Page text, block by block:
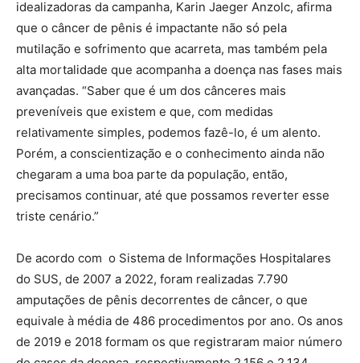
idealizadoras da campanha, Karin Jaeger Anzolc, afirma
que o câncer de pênis é impactante não só pela
mutilação e sofrimento que acarreta, mas também pela
alta mortalidade que acompanha a doença nas fases mais
avançadas. “Saber que é um dos cânceres mais
preveníveis que existem e que, com medidas
relativamente simples, podemos fazê-lo, é um alento.
Porém, a conscientização e o conhecimento ainda não
chegaram a uma boa parte da população, então,
precisamos continuar, até que possamos reverter esse
triste cenário.”
De acordo com o Sistema de Informações Hospitalares
do SUS, de 2007 a 2022, foram realizadas 7.790
amputações de pênis decorrentes de câncer, o que
equivale à média de 486 procedimentos por ano. Os anos
de 2019 e 2018 formam os que registraram maior número